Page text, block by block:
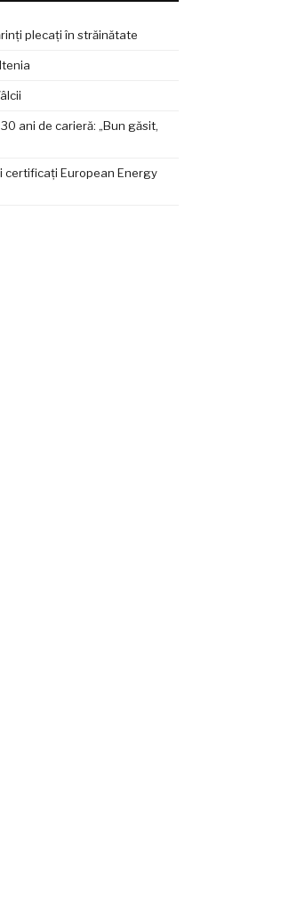
plecați în străinătate
ani de carieră: „Bun găsit,
certificați European Energy